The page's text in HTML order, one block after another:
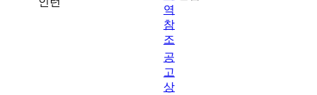
역
참
조
공
고
상